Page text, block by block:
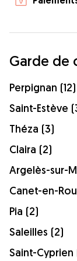
Garde de
Perpignan (12)
Saint-Estève
Théza (3)
Claira (2)
Argelès-sur-
Canet-en-
Pia (2)
Saleilles (2)
Saint-Cyprien